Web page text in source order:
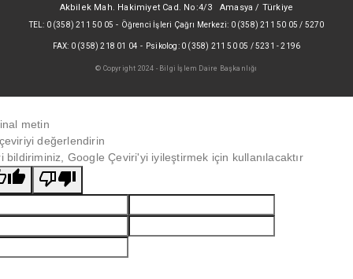
Akbilek Mah. Hakimiyet Cad. No:4/3 Amasya / Türkiye
TEL: 0 (358) 211 50 05 - Öğrenci İşleri Çağrı Merkezi: 0 (358) 211 50 05 / 5270
FAX: 0 (358) 218 01 04 - Psikolog: 0 (358) 211 50 05 / 5231 - 2196
© Copyright 2024 - Bilgi İşlem Daire Başkanlığı
metin
değerlendirin
bildiriminiz, Google Çeviri'yi iyileştirmek için kullanılacaktır